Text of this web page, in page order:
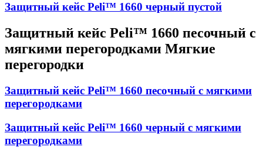
Защитный кейс Peli™ 1660 черный пустой
Защитный кейс Peli™ 1660 песочный с
мягкими перегородками Мягкие
перегородки
Защитный кейс Peli™ 1660 песочный с мягкими
перегородками
Защитный кейс Peli™ 1660 черный с мягкими
перегородками